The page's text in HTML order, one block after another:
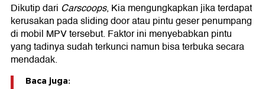
Dikutip dari Carscoops, Kia mengungkapkan jika terdapat
kerusakan pada sliding door atau pintu geser penumpang
di mobil MPV tersebut. Faktor ini menyebabkan pintu
yang tadinya sudah terkunci namun bisa terbuka secara
mendadak.
Baca juga: